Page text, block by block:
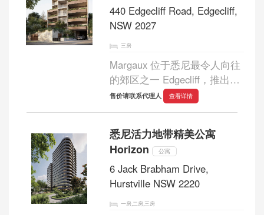
440 Edgecliff Road, Edgecliff,
NSW 2027
三房
Margaux 位于悉尼最令人向往
的郊区之一 Edgecliff，推出一
系列精心设计的三居室住宅。
PBD Architects 负责建筑设
计，为您提供难得的体...
售价请联系代理人 查看详情
悉尼活力地带精美公寓
Horizon
公寓
6 Jack Brabham Drive,
Hurstville NSW 2220
一房,二房,三房